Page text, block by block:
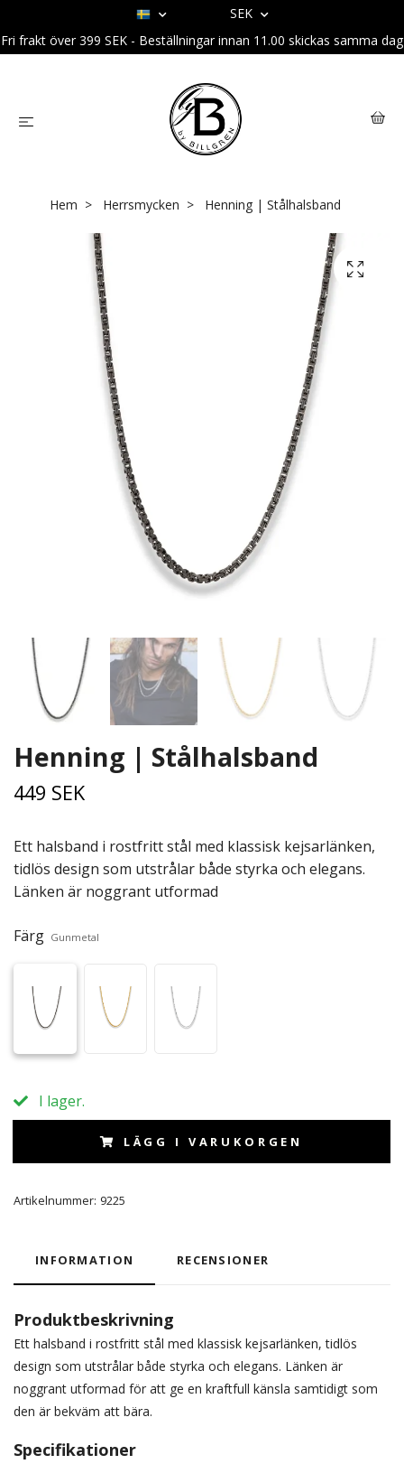
SEK
Fri frakt över 399 SEK - Beställningar innan 11.00 skickas samma dag
Hem Herrsmycken Henning | Stålhalsband
Henning | Stålhalsband
449 SEK
Ett halsband i rostfritt stål med klassisk kejsarlänken,
tidlös design som utstrålar både styrka och elegans.
Länken är noggrant utformad
Färg Gunmetal
I lager.
LÄGG I VARUKORGEN
Artikelnummer: 9225
INFORMATION RECENSIONER
Produktbeskrivning
Ett halsband i rostfritt stål med klassisk kejsarlänken, tidlös
design som utstrålar både styrka och elegans. Länken är
noggrant utformad för att ge en kraftfull känsla samtidigt som
den är bekväm att bära.
Specifikationer